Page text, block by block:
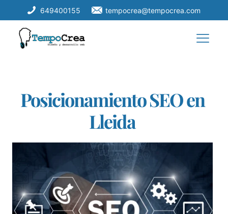
649400155 tempocrea@tempocrea.com
Posicionamiento SEO en
Lleida